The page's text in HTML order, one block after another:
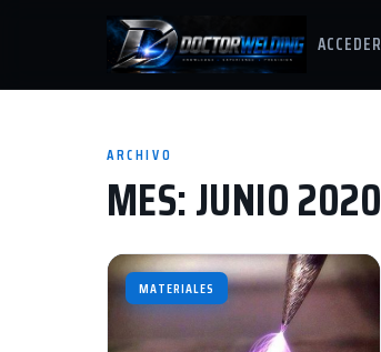
ACCEDER
ARCHIVO
MES:JUNIO 2020
MATERIALES